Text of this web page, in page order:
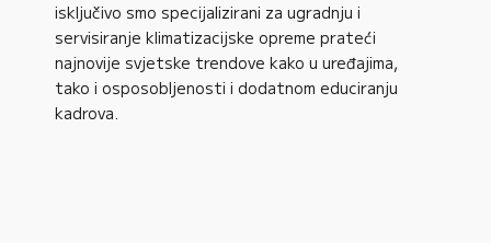
isključivo smo specijalizirani za ugradnju i
servisiranje klimatizacijske opreme prateći
najnovije svjetske trendove kako u uređajima,
tako i osposobljenosti i dodatnom educiranju
kadrova.